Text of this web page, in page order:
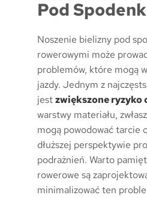
Pod
Noszenie bielizny pod
rowerowymi może
problemów, które mogą
jazdy. Jednym z
jestzwiększone ryzyko
warstwy materiału,
mogą powodować tarcie
dłuższej perspektywie
podrażnień. Warto
rowerowe są
minimalizować ten